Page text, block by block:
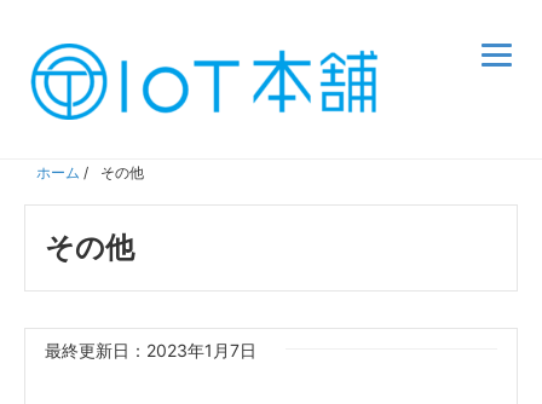
ホーム / その他
その他
最終更新日：2023年1月7日